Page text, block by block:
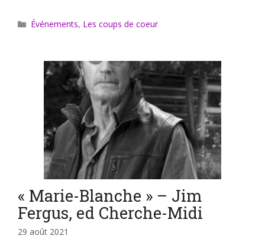
Catégories
Événements, Les coups de coeur
« Marie-Blanche » – Jim
Fergus, ed Cherche-Midi
29 août 2021